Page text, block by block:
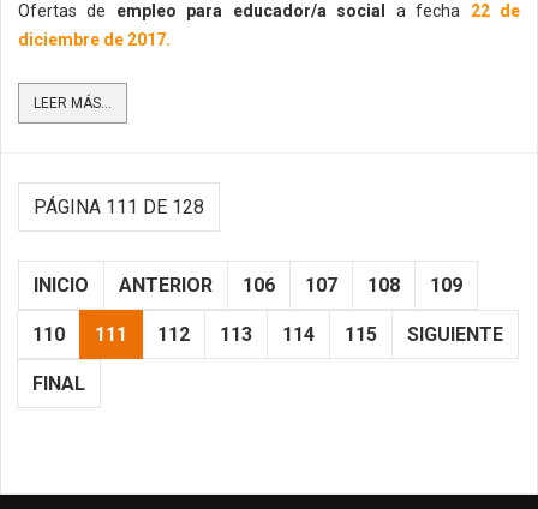
Ofertas de empleo para educador/a social a fecha 22 de
diciembre de 2017.
LEER MÁS...
PÁGINA 111 DE 128
INICIO ANTERIOR 106 107 108 109
110 111 112 113 114 115 SIGUIENTE
FINAL